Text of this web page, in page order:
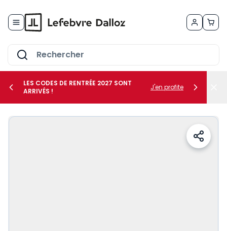
le sous-menu Vos métiers
LES CODES DE RENTRÉE 2027 SONT
ARRIVÉS !
J'en profite